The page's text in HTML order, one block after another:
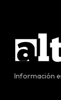
Información